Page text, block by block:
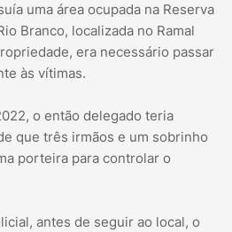
uma área ocupada na Reserva
Branco, localizada no Ramal
era necessário passar
às vítimas.
o então delegado teria
que três irmãos e um sobrinho
porteira para controlar o
antes de seguir ao local, o